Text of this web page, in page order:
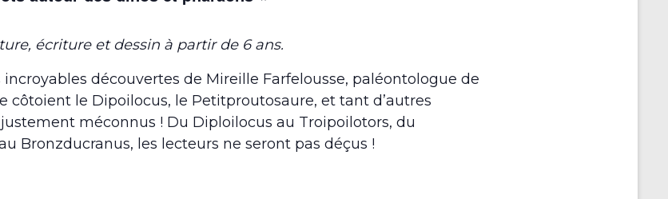
écriture et dessin à partir de 6 ans.
incroyables découvertes de Mireille Farfelousse, paléontologue de
côtoient le Dipoilocus, le Petitproutosaure, et tant d’autres
méconnus ! Du Diploilocus au Troipoilotors, du
Bronzducranus, les lecteurs ne seront pas déçus !